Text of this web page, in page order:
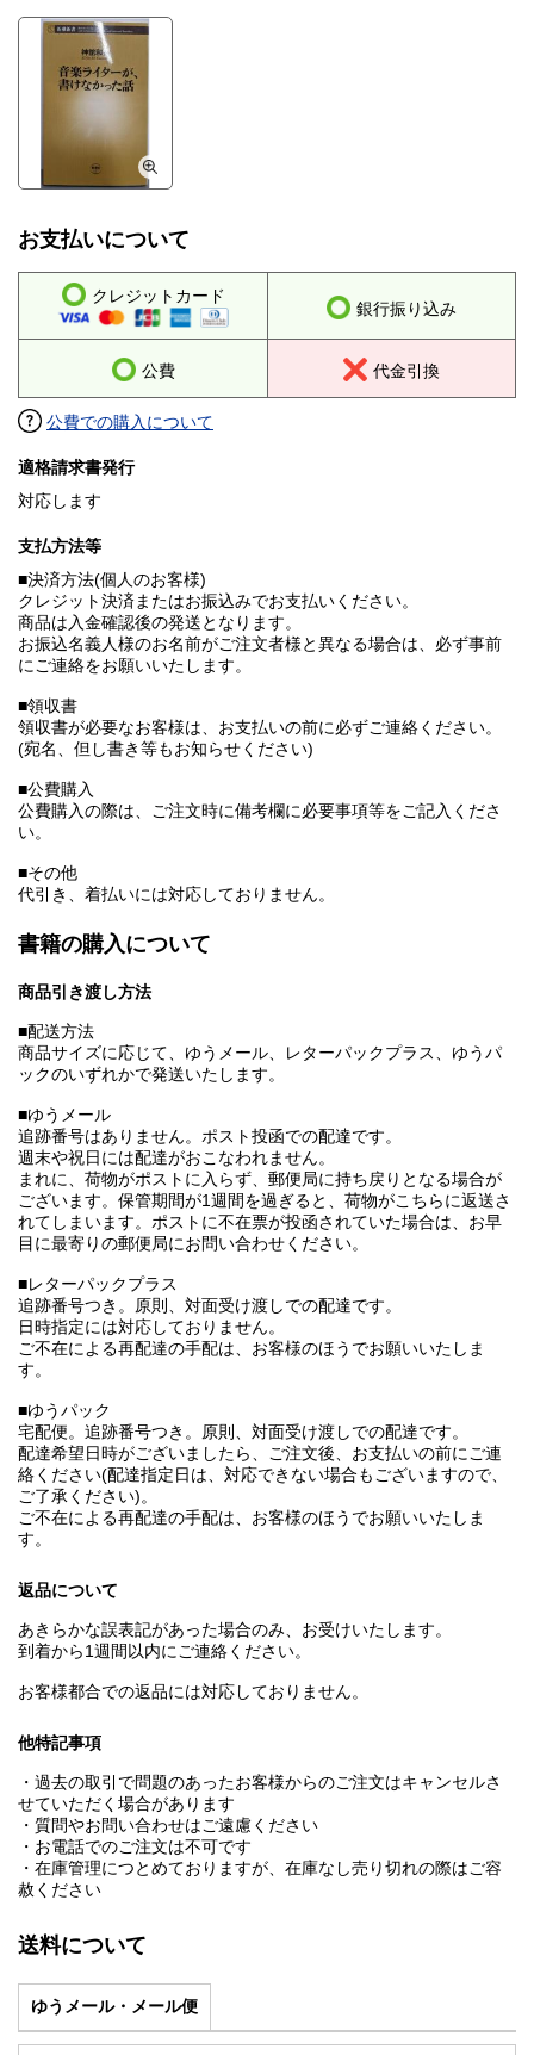
お支払いについて
クレジットカード
銀行振り込み
公費 代金引換
公費での購入について
適格請求書発行
対応します
支払方法等
■決済方法(個人のお客様)
クレジット決済またはお振込みでお支払いください。
商品は入金確認後の発送となります。
お振込名義人様のお名前がご注文者様と異なる場合は、必ず事前
にご連絡をお願いいたします。
■領収書
領収書が必要なお客様は、お支払いの前に必ずご連絡ください。
(宛名、但し書き等もお知らせください)
■公費購入
公費購入の際は、ご注文時に備考欄に必要事項等をご記入くださ
い。
■その他
代引き、着払いには対応しておりません。
書籍の購入について
商品引き渡し方法
■配送方法
商品サイズに応じて、ゆうメール、レターパックプラス、ゆうパ
ックのいずれかで発送いたします。
■ゆうメール
追跡番号はありません。ポスト投函での配達です。
週末や祝日には配達がおこなわれません。
まれに、荷物がポストに入らず、郵便局に持ち戻りとなる場合が
ございます。保管期間が1週間を過ぎると、荷物がこちらに返送さ
れてしまいます。ポストに不在票が投函されていた場合は、お早
目に最寄りの郵便局にお問い合わせください。
■レターパックプラス
追跡番号つき。原則、対面受け渡しでの配達です。
日時指定には対応しておりません。
ご不在による再配達の手配は、お客様のほうでお願いいたしま
す。
■ゆうパック
宅配便。追跡番号つき。原則、対面受け渡しでの配達です。
配達希望日時がございましたら、ご注文後、お支払いの前にご連
絡ください(配達指定日は、対応できない場合もございますので、
ご了承ください)。
ご不在による再配達の手配は、お客様のほうでお願いいたしま
す。
返品について
あきらかな誤表記があった場合のみ、お受けいたします。
到着から1週間以内にご連絡ください。
お客様都合での返品には対応しておりません。
他特記事項
・過去の取引で問題のあったお客様からのご注文はキャンセルさ
せていただく場合があります
・質問やお問い合わせはご遠慮ください
・お電話でのご注文は不可です
・在庫管理につとめておりますが、在庫なし売り切れの際はご容
赦ください
送料について
ゆうメール・メール便